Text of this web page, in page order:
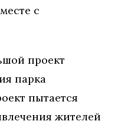
с​​
проект
парка
пытается
жителей